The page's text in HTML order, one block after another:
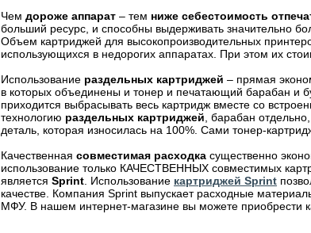
Чем дороже аппарат – тем ниже себестоимость
больший ресурс, и способны выдерживать значительно
Объем картриджей для высокопроизводительных
использующихся в недорогих аппаратах. При этом их
Использование раздельных картриджей – прямая
в которых объединены и тонер и печатающий барабан и
приходится выбрасывать весь картридж вместе со
технологию раздельных картриджей , барабан
деталь, которая износилась на 100%. Сами тонер-
Качественная совместимая расходка существенно
использование только КАЧЕСТВЕННЫХ совместимых
является Sprint . Использование картриджей Sprint
качестве. Компания Sprint выпускает расходные
МФУ. В нашем интернет-магазине вы можете приобрести